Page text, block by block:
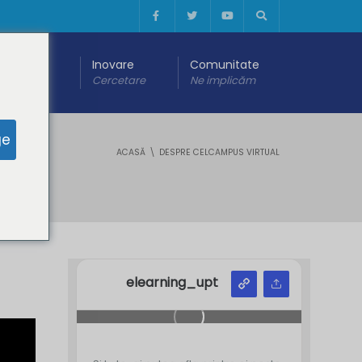
Inovare
Cercetare
Comunitate
Ne implicăm
ACASĂ DESPRE CELCAMPUS VIRTUAL
elearning_upt